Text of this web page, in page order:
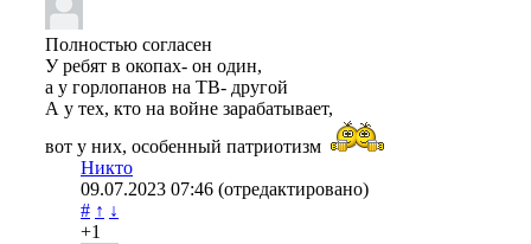
Полностью согласен
У ребят в окопах- он один,
а у горлопанов на ТВ- другой
А у тех, кто на войне зарабатывает,
вот у них, особенный патриотизм
Никто
09.07.2023 07:46 (отредактировано)
# ↑ ↓
+1